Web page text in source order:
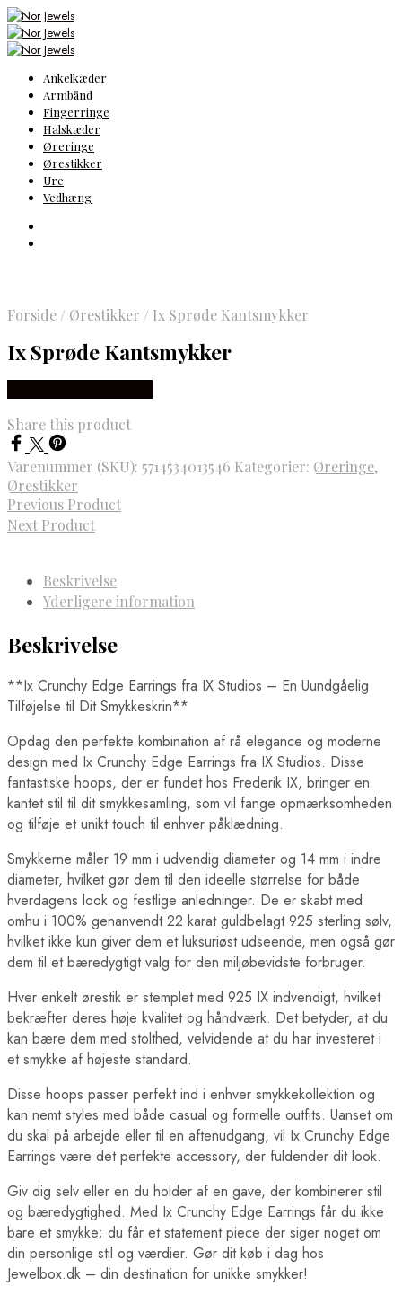
Ankelkæder
Armbånd
Fingerringe
Halskæder
Øreringe
Ørestikker
Ure
Vedhæng
Forside / Ørestikker / Ix Sprøde Kantsmykker
Ix Sprøde Kantsmykker
Share this product
Varenummer (SKU): 5714534013546 Kategorier: Øreringe,
Ørestikker
Previous Product
Next Product
Beskrivelse
Yderligere information
Beskrivelse
**Ix Crunchy Edge Earrings fra IX Studios – En Uundgåelig
Tilføjelse til Dit Smykkeskrin**
Opdag den perfekte kombination af rå elegance og moderne
design med Ix Crunchy Edge Earrings fra IX Studios. Disse
fantastiske hoops, der er fundet hos Frederik IX, bringer en
kantet stil til dit smykkesamling, som vil fange opmærksomheden
og tilføje et unikt touch til enhver påklædning.
Smykkerne måler 19 mm i udvendig diameter og 14 mm i indre
diameter, hvilket gør dem til den ideelle størrelse for både
hverdagens look og festlige anledninger. De er skabt med
omhu i 100% genanvendt 22 karat guldbelagt 925 sterling sølv,
hvilket ikke kun giver dem et luksuriøst udseende, men også gør
dem til et bæredygtigt valg for den miljøbevidste forbruger.
Hver enkelt ørestik er stemplet med 925 IX indvendigt, hvilket
bekræfter deres høje kvalitet og håndværk. Det betyder, at du
kan bære dem med stolthed, velvidende at du har investeret i
et smykke af højeste standard.
Disse hoops passer perfekt ind i enhver smykkekollektion og
kan nemt styles med både casual og formelle outfits. Uanset om
du skal på arbejde eller til en aftenudgang, vil Ix Crunchy Edge
Earrings være det perfekte accessory, der fuldender dit look.
Giv dig selv eller en du holder af en gave, der kombinerer stil
og bæredygtighed. Med Ix Crunchy Edge Earrings får du ikke
bare et smykke; du får et statement piece der siger noget om
din personlige stil og værdier. Gør dit køb i dag hos
Jewelbox.dk – din destination for unikke smykker!